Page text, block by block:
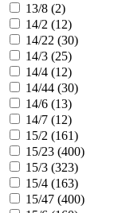
13/8 (2)
14/2 (12)
14/22 (30)
14/3 (25)
14/4 (12)
14/44 (30)
14/6 (13)
14/7 (12)
15/2 (161)
15/23 (400)
15/3 (323)
15/4 (163)
15/47 (400)